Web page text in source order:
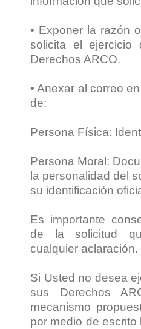
• Exponer la razón
solicita el ejercicio
Derechos ARCO.
• Anexar al correo
de:
Persona Física:
Persona Moral:
la personalidad del
su identificación
Es importante
de la solicitud
cualquier aclaración.
Si Usted no desea
sus Derechos
mecanismo
por medio de